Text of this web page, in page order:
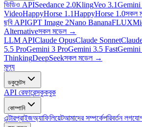
ভিডিও APISeedance 2.0KlingVeo 3.1
VideoHappyHorse 1.1HappyHorse 1.0সকল
ছবি APIGPT Image 2Nano BananaFLUX
Alternativeসকল মডেল→
LLM APIClaude OpusClaude Sonnet
5.5 ProGemini 3 ProGemini 3.5 FastGemini
ThinkingDeepSeekসকল মডেল→
মূল্য
ডকুমেন্টস
API রেফারেন্সকুকবুক
কোম্পানি
এন্টারপ্রাইজঅ্যাফিলিয়েটআমাদের সম্পর্কেপরিবর্তন লগ